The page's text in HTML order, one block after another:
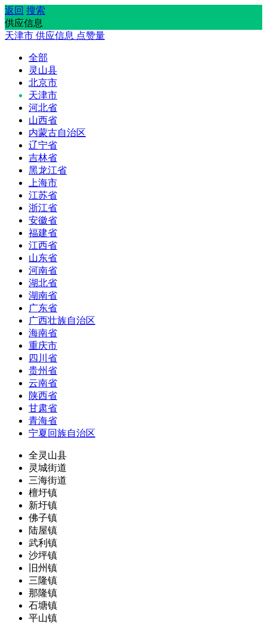
返回 搜索
供应信息
天津市 供应信息 点赞量
全部
灵山县
北京市
天津市
河北省
山西省
内蒙古自治区
辽宁省
吉林省
黑龙江省
上海市
江苏省
浙江省
安徽省
福建省
江西省
山东省
河南省
湖北省
湖南省
广东省
广西壮族自治区
海南省
重庆市
四川省
贵州省
云南省
陕西省
甘肃省
青海省
宁夏回族自治区
全灵山县
灵城街道
三海街道
檀圩镇
新圩镇
佛子镇
陆屋镇
武利镇
沙坪镇
旧州镇
三隆镇
那隆镇
石塘镇
平山镇